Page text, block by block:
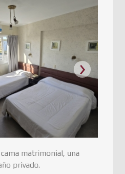
›
matrimonial, una
privado.